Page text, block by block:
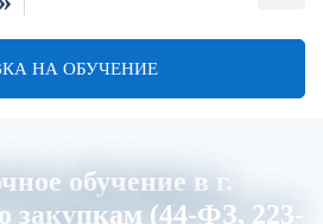
НА ОБУЧЕНИЕ
обучение в г.
закупкам (44-ФЗ, 223-